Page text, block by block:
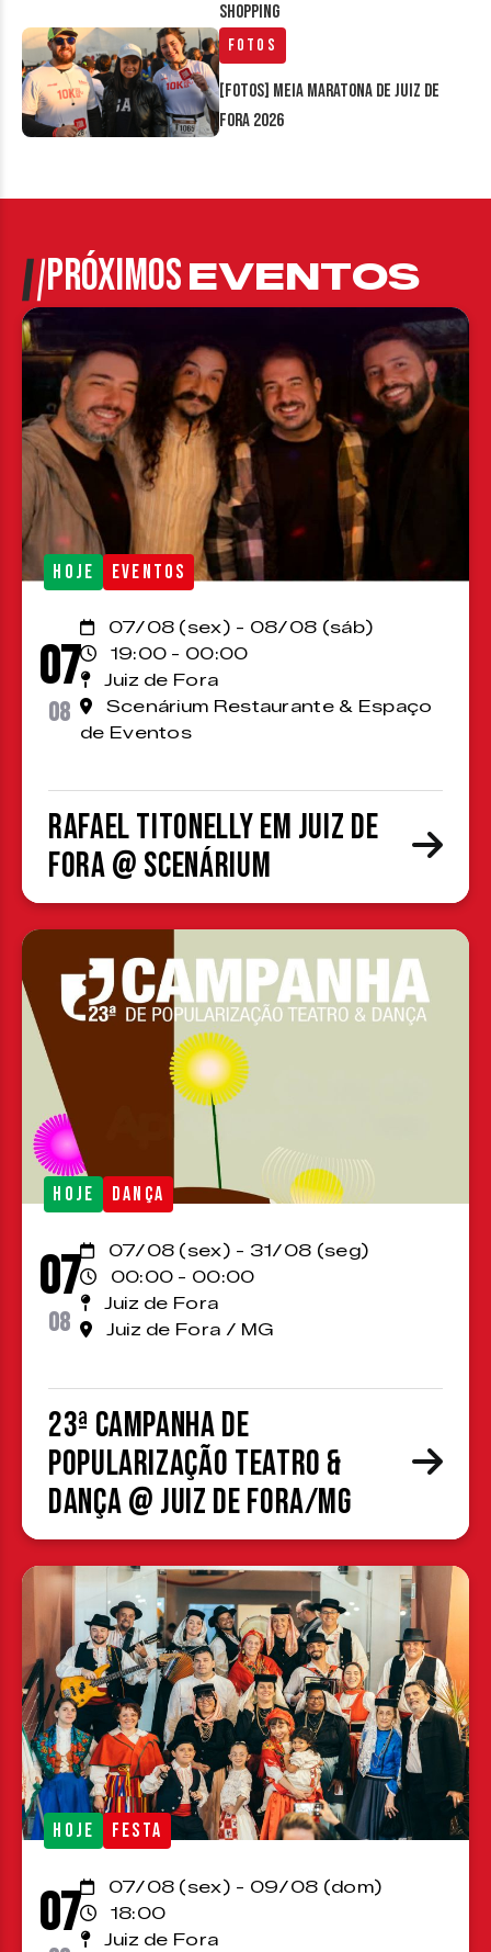
Shopping
Fotos
[FOTOS] Meia Maratona de Juiz de
Fora 2026
PRÓXIMOSEVENTOS
HOJE EVENTOS
07
08
07/08 (sex) - 08/08 (sáb)
19:00 - 00:00
Juiz de Fora
Scenárium Restaurante & Espaço
de Eventos
Rafael Titonelly em Juiz de
Fora @ Scenárium
HOJE DANÇA
07
08
07/08 (sex) - 31/08 (seg)
00:00 - 00:00
Juiz de Fora
Juiz de Fora / MG
23ª Campanha de
Popularização Teatro &
Dança @ Juiz de Fora/MG
HOJE FESTA
07
07/08 (sex) - 09/08 (dom)
18:00
Juiz de Fora